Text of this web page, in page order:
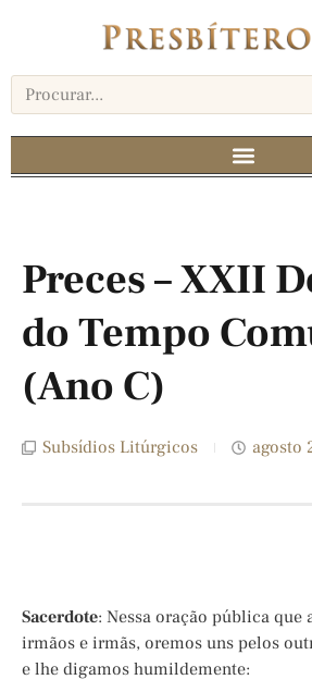
Preces – XXII
do Tempo
(Ano C)
Subsídios Litúrgicos agosto
Sacerdote: Nessa oração pública que
irmãos e irmãs, oremos uns pelos
e lhe digamos humildemente: